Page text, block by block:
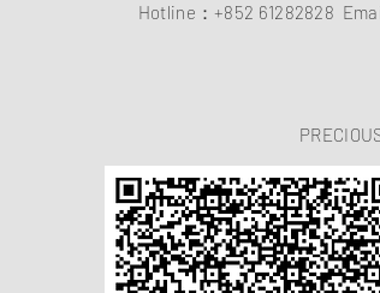
Hotline：+852 61282828